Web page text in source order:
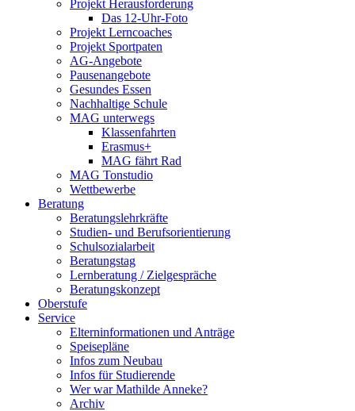
Projekt Herausforderung
Das 12-Uhr-Foto
Projekt Lerncoaches
Projekt Sportpaten
AG-Angebote
Pausenangebote
Gesundes Essen
Nachhaltige Schule
MAG unterwegs
Klassenfahrten
Erasmus+
MAG fährt Rad
MAG Tonstudio
Wettbewerbe
Beratung
Beratungslehrkräfte
Studien- und Berufsorientierung
Schulsozialarbeit
Beratungstag
Lernberatung / Zielgespräche
Beratungskonzept
Oberstufe
Service
Elterninformationen und Anträge
Speisepläne
Infos zum Neubau
Infos für Studierende
Wer war Mathilde Anneke?
Archiv